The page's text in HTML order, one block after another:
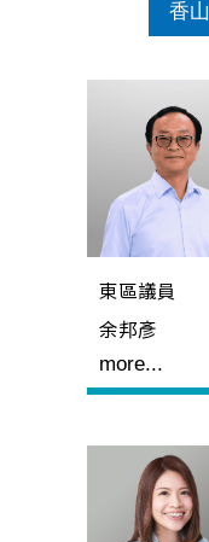
東區議員
余邦彥
more...